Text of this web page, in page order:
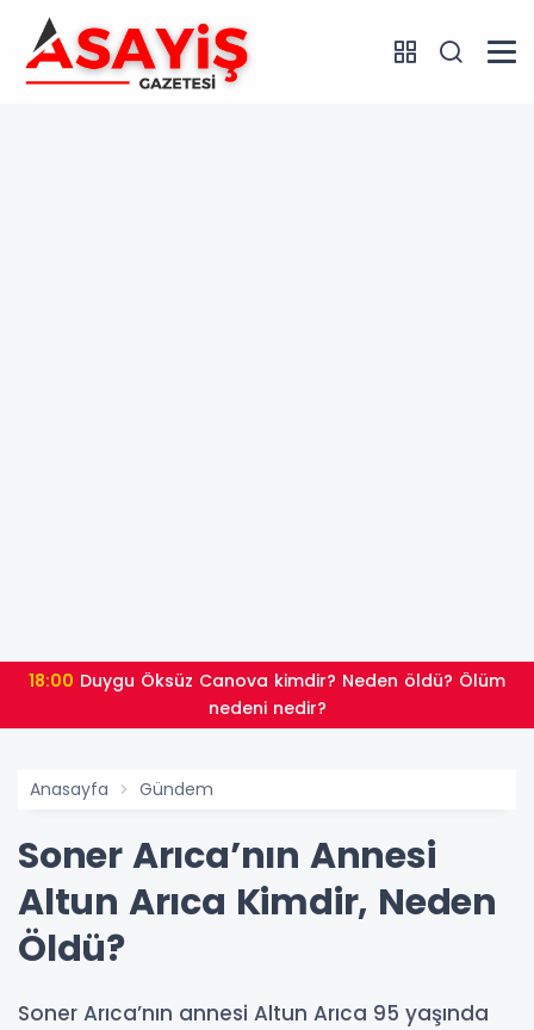
18:00
nedeni nedir?
Anasayfa Gündem
Soner Arıca’nın Annesi
Altun Arıca Kimdir, Neden
Öldü?
Soner Arıca’nın annesi Altun Arıca 95 yaşında